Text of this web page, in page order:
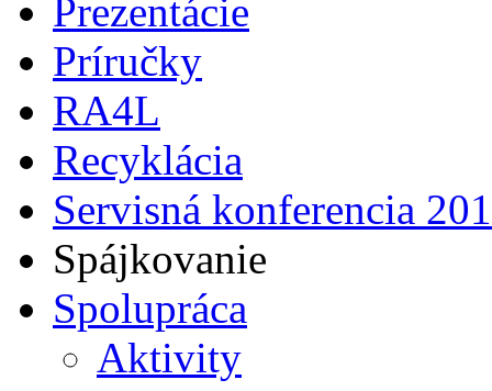
Prezentácie
Príručky
RA4L
Recyklácia
Servisná konferencia
Spájkovanie
Spolupráca
Aktivity